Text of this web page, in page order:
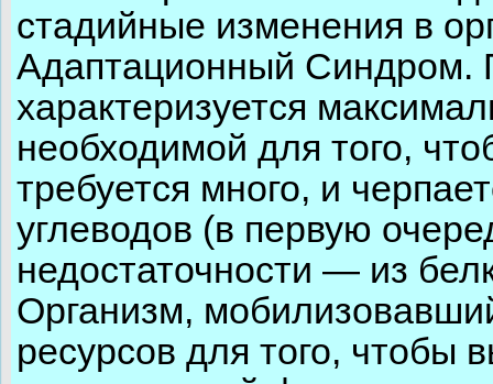
стадийные изменения в
Адаптационный Синдром.
характеризуется
необходимой для того,
требуется много, и
углеводов (в первую
недостаточности — из
Организм,
ресурсов для того, чтобы